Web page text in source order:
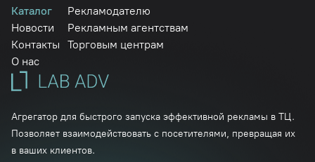
Агрегатор для быстрого запуска эффективной рекламы в ТЦ.
Позволяет взаимодействовать с посетителями, превращая их
в ваших клиентов.
Каталог
Новости
Контакты
О нас
Рекламодателю
Рекламным агентствам
Торговым центрам